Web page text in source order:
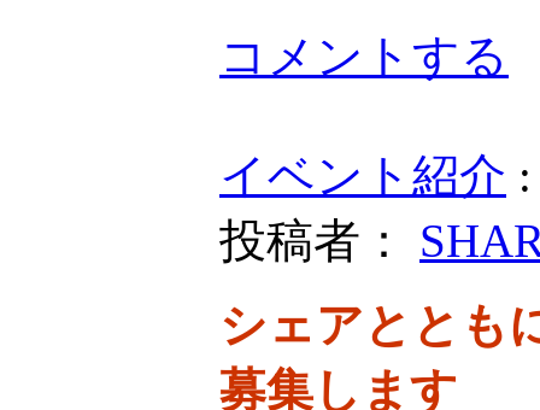
コメントする
イベント紹介
投稿者：
シェアととも
募集します